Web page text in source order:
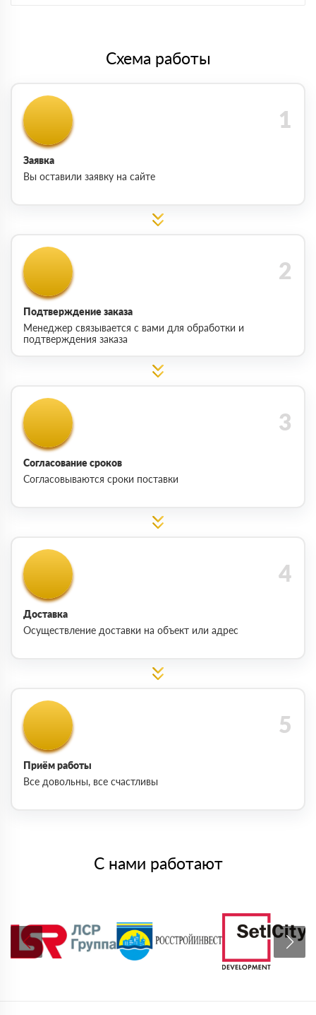
Схема работы
Заявка
Вы оставили заявку на сайте
Подтверждение заказа
Менеджер связывается с вами для обработки и
подтверждения заказа
Согласование сроков
Согласовываются сроки поставки
Доставка
Осуществление доставки на объект или адрес
Приём работы
Все довольны, все счастливы
С нами работают